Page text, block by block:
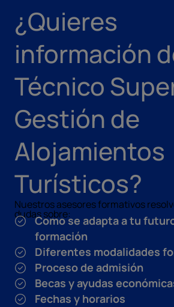
¿Quieres
información
Técnico
Gestión de
Alojamientos
Turísticos?
Nuestros asesores formativos
dudas sobre:
Como se adapta a tu
formación
Diferentes modalidades
Proceso de admisión
Becas y ayudas
Fechas y horarios